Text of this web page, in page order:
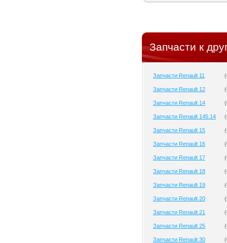
Запчасти к
Запчасти Renault 11 (
Запчасти Renault 12 (
Запчасти Renault 14 (
Запчасти Renault 145.14 (
Запчасти Renault 15 (
Запчасти Renault 16 (
Запчасти Renault 17 (
Запчасти Renault 18 (
Запчасти Renault 19 (
Запчасти Renault 20 (
Запчасти Renault 21 (
Запчасти Renault 25 (
Запчасти Renault 30 (